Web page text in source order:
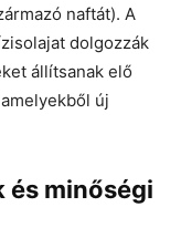
naftát). A
dolgozzák
állítsanak elő
új
és minőségi